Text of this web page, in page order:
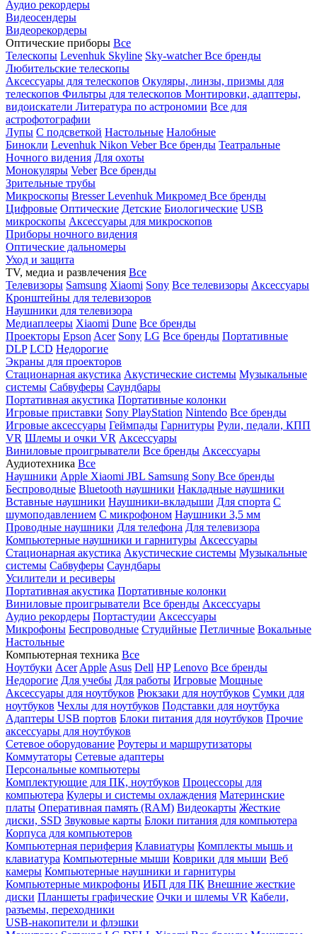
Аудио рекордеры
Видеосендеры
Видеорекордеры
Оптические приборы Все
Телескопы Levenhuk Skyline Sky-watcherВсе бренды
Любительские телескопы
Аксессуары для телескопов Окуляры, линзы, призмы для
телескопов Фильтры для телескопов Монтировки, адаптеры,
видоискатели Литература по астрономии Все для
астрофотографии
Лупы С подсветкой Настольные Налобные
Бинокли Levenhuk Nikon VeberВсе бренды Театральные
Ночного видения Для охоты
Монокуляры Veber Все бренды
Зрительные трубы
Микроскопы BresserLevenhuk Микромед Все бренды
Цифровые Оптические Детские Биологические USB
микроскопы Аксессуары для микроскопов
Приборы ночного видения
Оптические дальномеры
Уход и защита
TV, медиа и развлечения Все
Телевизоры Samsung Xiaomi Sony Все телевизоры Аксессуары
Кронштейны для телевизоров
Наушники для телевизора
Медиаплееры Xiaomi Dune Все бренды
Проекторы Epson Acer Sony LG Все бренды Портативные
DLP LCD Недорогие
Экраны для проекторов
Стационарная акустика Акустические системы Музыкальные
системы Сабвуферы Саундбары
Портативная акустика Портативные колонки
Игровые приставки Sony PlayStation Nintendo Все бренды
Игровые аксессуары Геймпады Гарнитуры Рули, педали, КПП
VR Шлемы и очки VR Аксессуары
Виниловые проигрыватели Все бренды Аксессуары
Аудиотехника Все
Наушники Apple Xiaomi JBL Samsung Sony Все бренды
Беспроводные Bluetooth наушники Накладные наушники
Вставные наушники Наушники-вкладыши Для спорта С
шумоподавлением С микрофоном Наушники 3,5 мм
Проводные наушники Для телефона Для телевизора
Компьютерные наушники и гарнитуры Аксессуары
Стационарная акустика Акустические системы Музыкальные
системы Сабвуферы Саундбары
Усилители и ресиверы
Портативная акустика Портативные колонки
Виниловые проигрыватели Все бренды Аксессуары
Аудио рекордеры Портастудии Аксессуары
Микрофоны Беспроводные Студийные Петличные Вокальные
Настольные
Компьютерная техника Все
Ноутбуки Acer Apple Asus Dell HP Lenovo Все бренды
Недорогие Для учебы Для работы Игровые Мощные
Аксессуары для ноутбуков Рюкзаки для ноутбуков Сумки для
ноутбуков Чехлы для ноутбуков Подставки для ноутбука
Адаптеры USB портов Блоки питания для ноутбуков Прочие
аксессуары для ноутбуков
Сетевое оборудование Роутеры и маршрутизаторы
Коммутаторы Сетевые адаптеры
Персональные компьютеры
Комплектующие для ПК, ноутбуков Процессоры для
компьютера Кулеры и системы охлаждения Материнские
платы Оперативная память (RAM) Видеокарты Жесткие
диски, SSD Звуковые карты Блоки питания для компьютера
Корпуса для компьютеров
Компьютерная периферия Клавиатуры Комплекты мышь и
клавиатура Компьютерные мыши Коврики для мыши Веб
камеры Компьютерные наушники и гарнитуры
Компьютерные микрофоны ИБП для ПК Внешние жесткие
диски Планшеты графические Очки и шлемы VR Кабели,
разъемы, переходники
USB-накопители и флэшки